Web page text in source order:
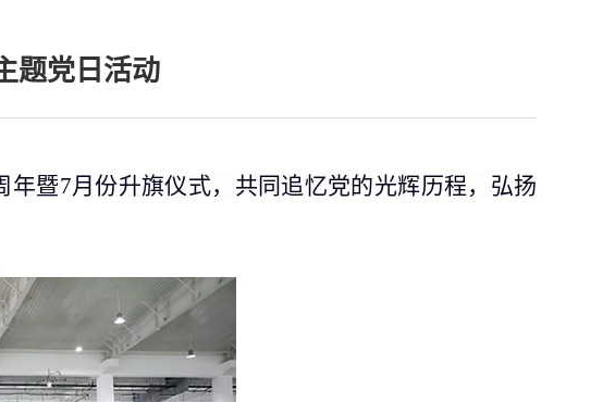
题党日活动
暨7月份升旗仪式，共同追忆党的光辉历程，弘扬